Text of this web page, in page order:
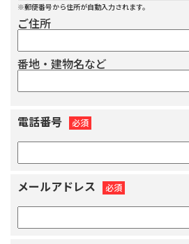
※郵便番号から住所が自動入力されます。
ご住所
番地・建物名など
電話番号 必須
メールアドレス 必須